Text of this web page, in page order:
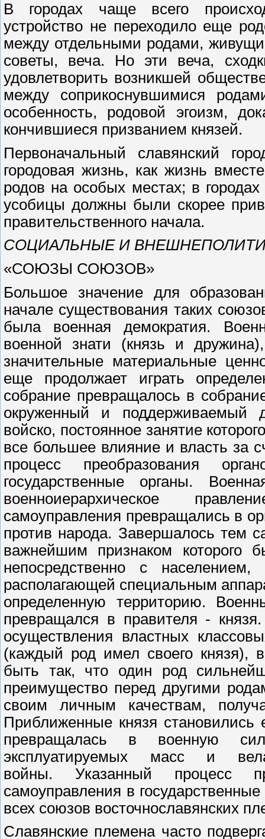
В городах чаще всего
устройство не переходило еще
между отдельными родами,
советы, веча. Но эти веча,
удовлетворить возникшей
между соприкоснувшимися
особенность, родовой эгоизм,
кончившиеся призванием князей.
Первоначальный славянский
городовая жизнь, как жизнь
родов на особых местах; в
усобицы должны были скорее
правительственного начала.
СОЦИАЛЬНЫЕ И
«СОЮЗЫ СОЮЗОВ»
Большое значение для
начале существования таких
была военная демократия.
военной знати (князь и
значительные материальные
еще продолжает играть
собрание превращалось в
окруженный и поддерживаемый
войско, постоянное занятие
все большее влияние и власть за
процесс преобразования
государственные органы.
военноиерархическое
самоуправления превращались в
против народа. Завершалось тем
важнейшим признаком которого
непосредственно с
располагающей специальным
определенную территорию.
превращался в правителя - князя.
осуществления властных
(каждый род имел своего князя),
быть так, что один род
преимущество перед другими
своим личным качествам,
Приближенные князя становились
превращалась в военную
эксплуатируемых масс и
войны. Указанный процесс
самоуправления в
всех союзов восточнославянских
Славянские племена часто